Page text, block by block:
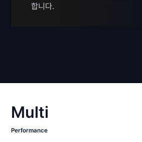
합니다.
Multi
Performance